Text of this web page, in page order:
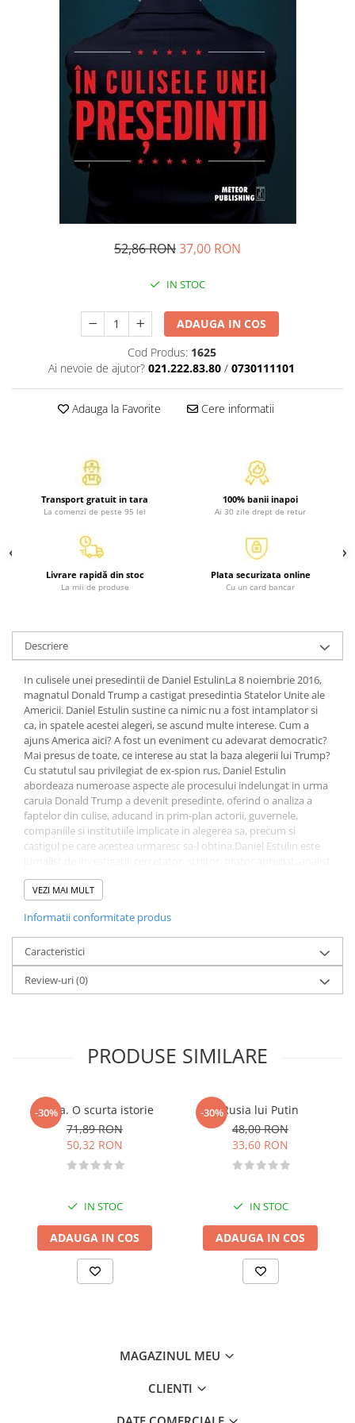
Management si leadership
Resurse umane
Vanzari si marketing
Carte scolara
Atlase, dictionare si enciclopedii
Carte prescolara
Carte scolara
Dictionare de limba romana
Ghiduri de conversatie
Invatamant gimnazial
Carti in limba engleza
Activitati si jocuri pentru copii
Atlase, dictionare si enciclopedii
Benzi desenate
Carti de colorat
Carti pentru copii
Grafice
Literatura si fictiune
Povesti pentru copii
Povesti si povestiri
Dictionare si enciclopedii
Dictionare de limba romana
Dictionare tematice
Enciclopedii
Diete si fitness
Diete si alimentatie sanatoasa
Fitness si frumusete
Diverse
Diverse
Feng Shui
Medicina alternativa
Drept
Legislatie
Fictiune
Actiune si Aventura
Actiune,aventura
Clasici
Literatura romana
Memorii si jurnale
Moderna, contemporana
Poezie, teatru
Young adult
Filologie, Filosofie
52,86 RON37,00 RON
IN STOC
ADAUGA IN COS
Cod Produs: 1625
Ai nevoie de ajutor? 021.222.83.80 / 0730111101
Adauga la Favorite Cere informatii
Transport gratuit in tara
La comenzi de peste 95 lei
100% banii inapoi
Ai 30 zile drept de retur
Livrare rapidă din stoc
La mii de produse
Plata securizata online
Cu un card bancar
Descriere
In culisele unei presedintii de Daniel EstulinLa 8 noiembrie 2016,
magnatul Donald Trump a castigat presedintia Statelor Unite ale
Americii. Daniel Estulin sustine ca nimic nu a fost intamplator si
ca, in spatele acestei alegeri, se ascund multe interese. Cum a
ajuns America aici? A fost un eveniment cu adevarat democratic?
Mai presus de toate, ce interese au stat la baza alegerii lui Trump?
Cu statutul sau privilegiat de ex-spion rus, Daniel Estulin
abordeaza numeroase aspecte ale procesului indelungat in urma
caruia Donald Trump a devenit presedinte, oferind o analiza a
faptelor din culise, aducand in prim-plan actorii, guvernele,
companiile si institutiile implicate in alegerea sa, precum si
castigul pe care acestea urmaresc sa-l obtina.Daniel Estulin este
politic. El a tinut in fata Parlamentului European doua discursuri
despre Grupul Bilderberg si criza monetara internationala. Este
secreta a lumii, un bestseller international, Stapanii din umbra si
TransEvolutia. Apropiata era a deconstructiei umane au fost
publicate de Editura Meteor Publishing.
VEZI MAI MULT
Informatii conformitate produs
Caracteristici
Review-uri(0)
PRODUSE SIMILARE
-30%
Rusia. O scurta istorie
71,89 RON
50,32 RON
IN STOC
ADAUGA IN COS
-30%Rusia lui Putin
48,00 RON
33,60 RON
IN STOC
ADAUGA IN COS
MAGAZINUL MEU
CLIENTI